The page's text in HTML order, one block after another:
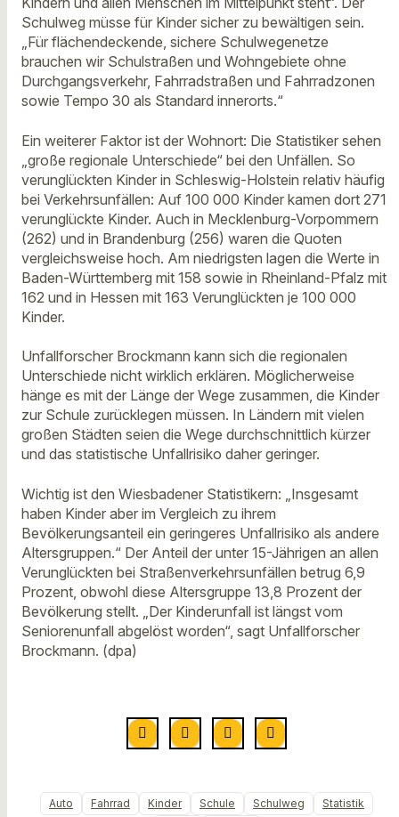
Schulweg müsse für Kinder sicher zu bewältigen sein.
„Für flächendeckende, sichere Schulwegenetze
brauchen wir Schulstraßen und Wohngebiete ohne
Durchgangsverkehr, Fahrradstraßen und Fahrradzonen
sowie Tempo 30 als Standard innerorts.“
Ein weiterer Faktor ist der Wohnort: Die Statistiker sehen
„große regionale Unterschiede“ bei den Unfällen. So
verunglückten Kinder in Schleswig-Holstein relativ häufig
bei Verkehrsunfällen: Auf 100 000 Kinder kamen dort 271
verunglückte Kinder. Auch in Mecklenburg-Vorpommern
(262) und in Brandenburg (256) waren die Quoten
vergleichsweise hoch. Am niedrigsten lagen die Werte in
Baden-Württemberg mit 158 sowie in Rheinland-Pfalz mit
162 und in Hessen mit 163 Verunglückten je 100 000
Kinder.
Unfallforscher Brockmann kann sich die regionalen
Unterschiede nicht wirklich erklären. Möglicherweise
hänge es mit der Länge der Wege zusammen, die Kinder
zur Schule zurücklegen müssen. In Ländern mit vielen
großen Städten seien die Wege durchschnittlich kürzer
und das statistische Unfallrisiko daher geringer.
Wichtig ist den Wiesbadener Statistikern: „Insgesamt
haben Kinder aber im Vergleich zu ihrem
Bevölkerungsanteil ein geringeres Unfallrisiko als andere
Altersgruppen.“ Der Anteil der unter 15-Jährigen an allen
Verunglückten bei Straßenverkehrsunfällen betrug 6,9
Prozent, obwohl diese Altersgruppe 13,8 Prozent der
Bevölkerung stellt. „Der Kinderunfall ist längst vom
Seniorenunfall abgelöst worden“, sagt Unfallforscher
Brockmann. (dpa)
Auto Fahrrad Kinder Schule Schulweg
Statistik